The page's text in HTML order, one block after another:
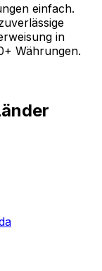
einfach.
in
Währungen.